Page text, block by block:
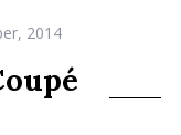
C
H
2014